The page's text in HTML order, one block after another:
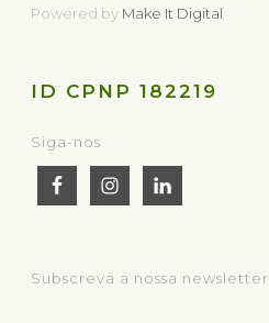
Powered by Make It Digital
ID CPNP 182219
Siga-nos
Subscreva a nossa newsletter